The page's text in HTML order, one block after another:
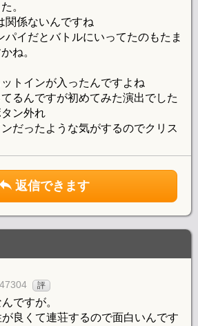
。
関係ないんですね
パイだとバトルにいってたのもたま
ね。
トインが入ったんですよね
るんですが初めてみた演出でした
ン外れ
だったような気がするのでクリス
返信できます
評
ですが。
良くて連荘するので面白いんです